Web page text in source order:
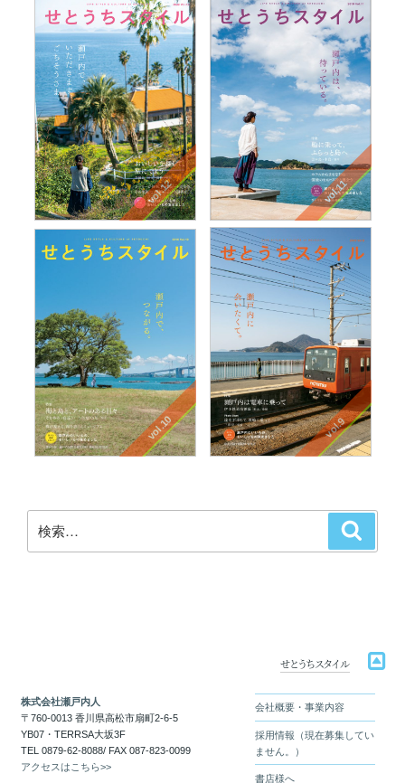
vol.12 vol.11
vol.10 vol.9
索:
せとうちスタイル
株式会社瀬戸内人
〒760-0013 香川県高松市扇町2-6-5
YB07・TERRSA大坂3F
TEL 0879-62-8088/ FAX 087-823-0099
アクセスはこちら>>
会社概要・事業内容
採用情報（現在募集してい
ません。）
書店様へ